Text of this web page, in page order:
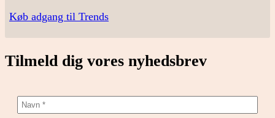
Køb adgang til Trends
Tilmeld dig vores nyhedsbrev